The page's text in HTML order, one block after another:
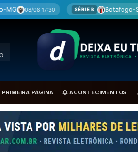
SÉRIE B Botafogo-SP xAmérica-MG 08/08
PRIMEIRA PÁGINA ACONTECIMENTOS